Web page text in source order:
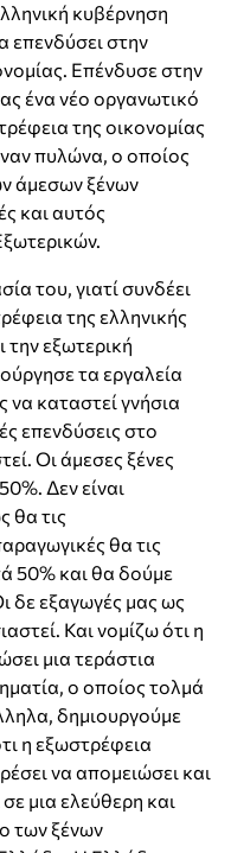
κυβέρνηση
επενδύσει στην
Επένδυσε στην
ένα νέο οργανωτικό
της οικονομίας
πυλώνα, ο οποίος
άμεσων ξένων
και αυτός
του, γιατί συνδέει
της ελληνικής
την εξωτερική
τα εργαλεία
να καταστεί γνήσια
επενδύσεις στο
Οι άμεσες ξένες
Δεν είναι
θα τις
θα τις
50% και θα δούμε
δε εξαγωγές μας ως
Και νομίζω ότι η
μια τεράστια
ο οποίος τολμά
δημιουργούμε
η εξωστρέφεια
να απομειώσει και
μια ελεύθερη και
των ξένων